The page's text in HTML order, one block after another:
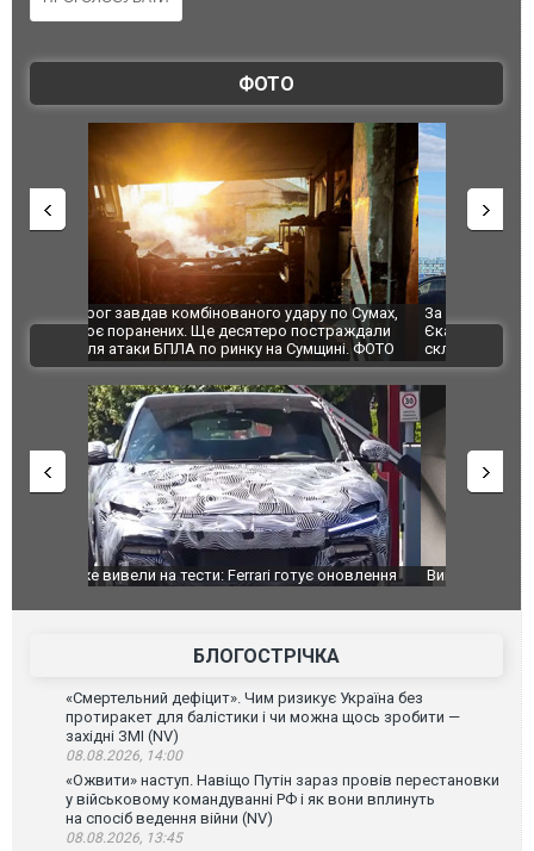
ФОТО
За 2000 кілометрів від кордону з Україною: в
Єкатеринбурзі після атаки дронів загорівся
склад Wildberries. ФОТО. ВІДЕО
"Мої
ВІДЕО
Вийшов трейлер нової екранізації легендарного
БЛОГОСТРІЧКА
«Смертельний дефіцит». Чим ризикує Україна без
протиракет для балістики і чи можна щось зробити —
західні ЗМІ (NV)
08.08.2026, 14:00
«Ожвити» наступ. Навіщо Путін зараз провів перестановки
у військовому командуванні РФ і як вони вплинуть
на спосіб ведення війни (NV)
08.08.2026, 13:45